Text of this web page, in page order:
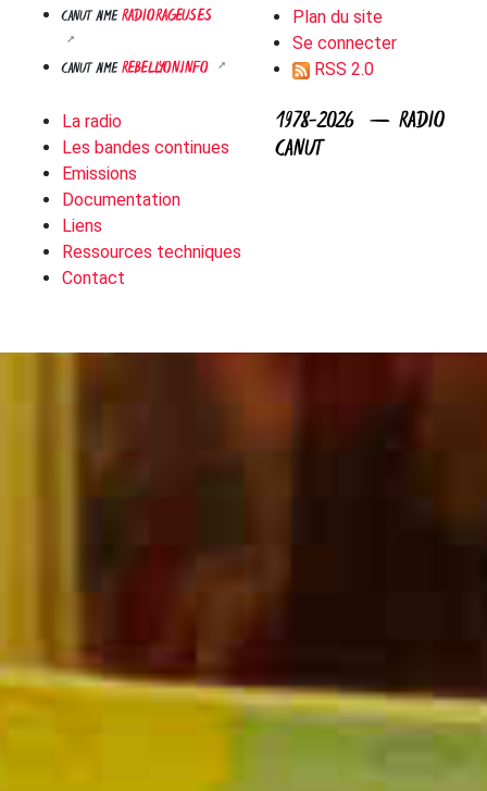
CANUT AIMERADIORAGEUSES
CANUT AIMEREBELLYON.INFO
Plan du site
Se connecter
RSS 2.0
La radio
Les bandes continues
Emissions
Documentation
Liens
Ressources techniques
Contact
1978-2026 — RADIO
CANUT